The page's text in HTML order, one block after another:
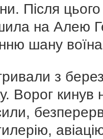
Після цього
на Алею
шану
з
Ворог кинув